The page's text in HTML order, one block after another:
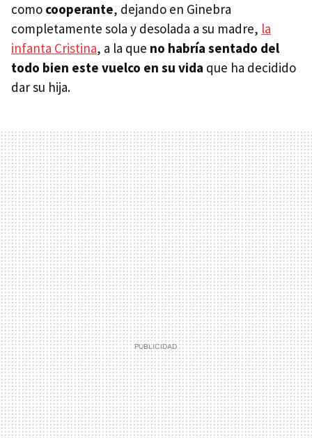
como cooperante, dejando en Ginebra
completamente sola y desolada a su madre, la
infanta Cristina, a la que no habría sentado del
todo bien este vuelco en su vida que ha decidido
dar su hija.